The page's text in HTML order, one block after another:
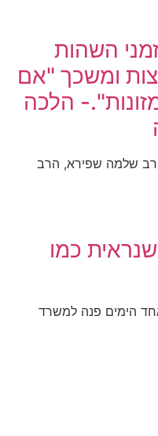
השהות
ומשכך "אם
הלכה
שלמה שפירא, הרב
כמו
הימים פנה למשרד